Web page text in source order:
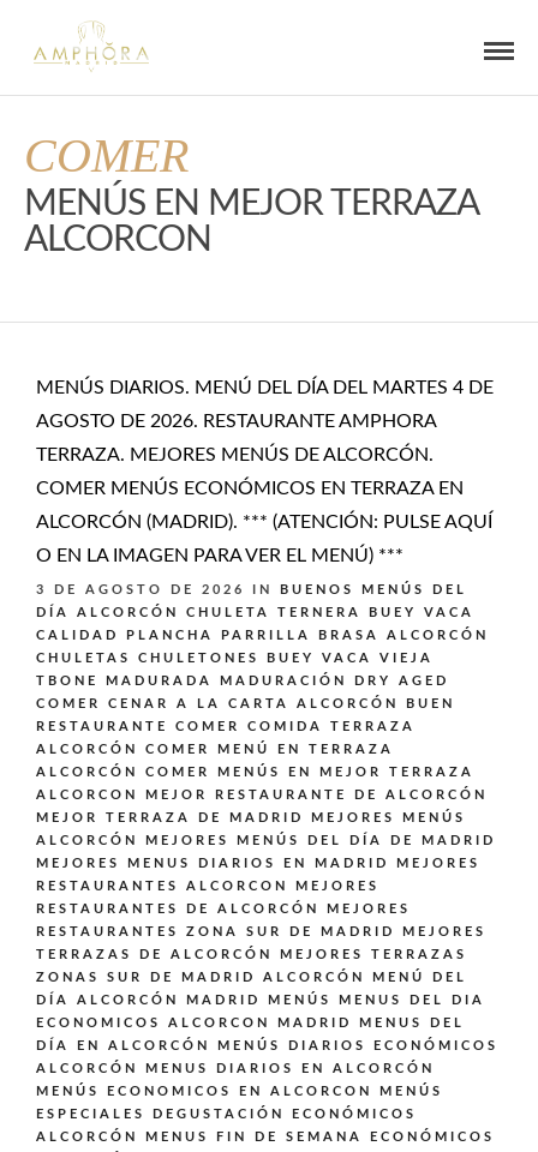
COMER
MENÚS EN MEJOR TERRAZA
ALCORCON
MENÚS DIARIOS. MENÚ DEL DÍA DEL MARTES 4 DE
AGOSTO DE 2026. RESTAURANTE AMPHORA
TERRAZA. MEJORES MENÚS DE ALCORCÓN.
COMER MENÚS ECONÓMICOS EN TERRAZA EN
ALCORCÓN (MADRID). *** (ATENCIÓN: PULSE AQUÍ
O EN LA IMAGEN PARA VER EL MENÚ) ***
3 DE AGOSTO DE 2026 IN
BUENOS MENÚS DEL
DÍA ALCORCÓN
CHULETA TERNERA BUEY VACA
CALIDAD PLANCHA PARRILLA BRASA ALCORCÓN
CHULETAS CHULETONES BUEY VACA VIEJA
TBONE MADURADA MADURACIÓN DRY AGED
COMER CENAR A LA CARTA ALCORCÓN BUEN
RESTAURANTE
COMER COMIDA TERRAZA
ALCORCÓN
COMER MENÚ EN TERRAZA
ALCORCÓN
COMER MENÚS EN MEJOR TERRAZA
ALCORCON
MEJOR RESTAURANTE DE ALCORCÓN
MEJOR TERRAZA DE MADRID
MEJORES MENÚS
ALCORCÓN
MEJORES MENÚS DEL DÍA DE MADRID
MEJORES MENUS DIARIOS EN MADRID
MEJORES
RESTAURANTES ALCORCON
MEJORES
RESTAURANTES DE ALCORCÓN
MEJORES
RESTAURANTES ZONA SUR DE MADRID
MEJORES
TERRAZAS DE ALCORCÓN
MEJORES TERRAZAS
ZONAS SUR DE MADRID ALCORCÓN
MENÚ DEL
DÍA ALCORCÓN MADRID
MENÚS
MENUS DEL DIA
ECONOMICOS ALCORCON MADRID
MENUS DEL
DÍA EN ALCORCÓN
MENÚS DIARIOS ECONÓMICOS
ALCORCÓN
MENUS DIARIOS EN ALCORCÓN
MENÚS ECONOMICOS EN ALCORCON
MENÚS
ESPECIALES DEGUSTACIÓN ECONÓMICOS
ALCORCÓN
MENUS FIN DE SEMANA ECONÓMICOS